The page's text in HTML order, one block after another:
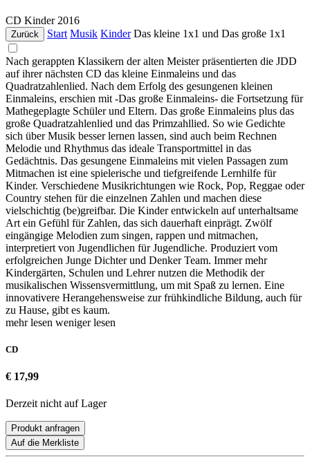
CD Kinder 2016
Zurück Start Musik Kinder Das kleine 1x1 und Das große 1x1
Nach gerappten Klassikern der alten Meister präsentierten die JDD
auf ihrer nächsten CD das kleine Einmaleins und das
Quadratzahlenlied. Nach dem Erfolg des gesungenen kleinen
Einmaleins, erschien mit -Das große Einmaleins- die Fortsetzung für
Mathegeplagte Schüler und Eltern. Das große Einmaleins plus das
große Quadratzahlenlied und das Primzahllied. So wie Gedichte
sich über Musik besser lernen lassen, sind auch beim Rechnen
Melodie und Rhythmus das ideale Transportmittel in das
Gedächtnis. Das gesungene Einmaleins mit vielen Passagen zum
Mitmachen ist eine spielerische und tiefgreifende Lernhilfe für
Kinder. Verschiedene Musikrichtungen wie Rock, Pop, Reggae oder
Country stehen für die einzelnen Zahlen und machen diese
vielschichtig (be)greifbar. Die Kinder entwickeln auf unterhaltsame
Art ein Gefühl für Zahlen, das sich dauerhaft einprägt. Zwölf
eingängige Melodien zum singen, rappen und mitmachen,
interpretiert von Jugendlichen für Jugendliche. Produziert vom
erfolgreichen Junge Dichter und Denker Team. Immer mehr
Kindergärten, Schulen und Lehrer nutzen die Methodik der
musikalischen Wissensvermittlung, um mit Spaß zu lernen. Eine
innovativere Herangehensweise zur frühkindliche Bildung, auch für
zu Hause, gibt es kaum.
mehr lesen weniger lesen
CD
€ 17,99
Derzeit nicht auf Lager
Produkt anfragen
Auf die Merkliste